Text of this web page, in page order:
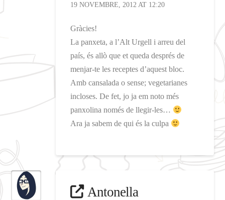
19 NOVEMBRE, 2012 AT 12:20
Gràcies!
La panxeta, a l’Alt Urgell i arreu del
país, és allò que et queda després de
menjar-te les receptes d’aquest bloc.
Amb cansalada o sense; vegetarianes
incloses. De fet, jo ja em noto més
panxolina només de llegir-les…
Ara ja sabem de qui és la culpa
Antonella